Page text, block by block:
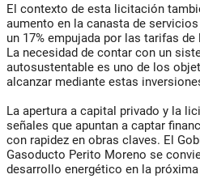
El contexto de esta licitación
aumento en la canasta de
un 17% empujada por las tarifas
La necesidad de contar con un
autosustentable es uno de los
alcanzar mediante estas
La apertura a capital privado y la
señales que apuntan a captar
con rapidez en obras claves. El
Gasoducto Perito Moreno se
desarrollo energético en la próxima